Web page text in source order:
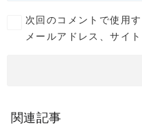
次回のコメントで使用
メールアドレス、サイト
関連記事